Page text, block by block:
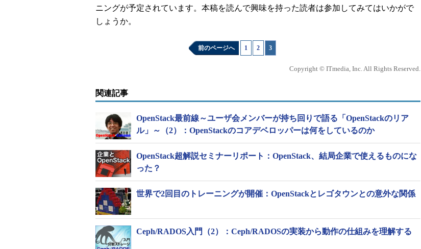
ニングが予定されています。本稿を読んで興味を持った読者は参加してみてはいかがで
しょうか。
前のページへ 1 2 3
Copyright © ITmedia, Inc. All Rights Reserved.
関連記事
OpenStack最前線～ユーザ会メンバーが持ち回りで語る「OpenStackのリア
ル」～（2）：OpenStackのコアデベロッパーは何をしているのか
OpenStack超解説セミナーリポート：OpenStack、結局企業で使えるものにな
った？
世界で2回目のトレーニングが開催：OpenStackとレゴタウンとの意外な関係
Ceph/RADOS入門（2）：Ceph/RADOSの実装から動作の仕組みを理解する